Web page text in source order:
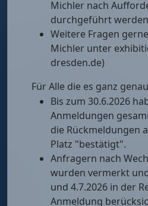
Michler nach
durchgeführt
Weitere Fragen
Michler unter
dresden.de)
Für Alle die es ganz
Bis zum 30.6.2026
Anmeldungen
die Rückmeldungen
Platz "bestätigt".
Anfragern nach
wurden vermerkt
und 4.7.2026 in der
Anmeldung